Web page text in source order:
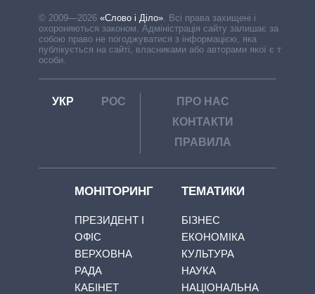
© 2009—2026 «Слово і Діло»
Всі права захищені і
охороняються законом. Адміністрація сайту залишає за
собою право не погоджуватися з інформацією, яка
публікується на сайті, власниками або авторами якої є треті
особи.
УКР РОС
ПРО НАС
КОНТАКТИ
ПРАВИЛА
МОНІТОРИНГ
ПРЕЗИДЕНТ І
ОФІС
ВЕРХОВНА
РАДА
КАБІНЕТ
ТЕМАТИКИ
БІЗНЕС
ЕКОНОМІКА
КУЛЬТУРА
НАУКА
НАЦІОНАЛЬНА